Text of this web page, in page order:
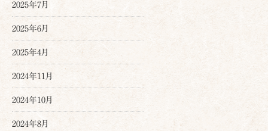
2025年7月
2025年6月
2025年4月
2024年11月
2024年10月
2024年8月